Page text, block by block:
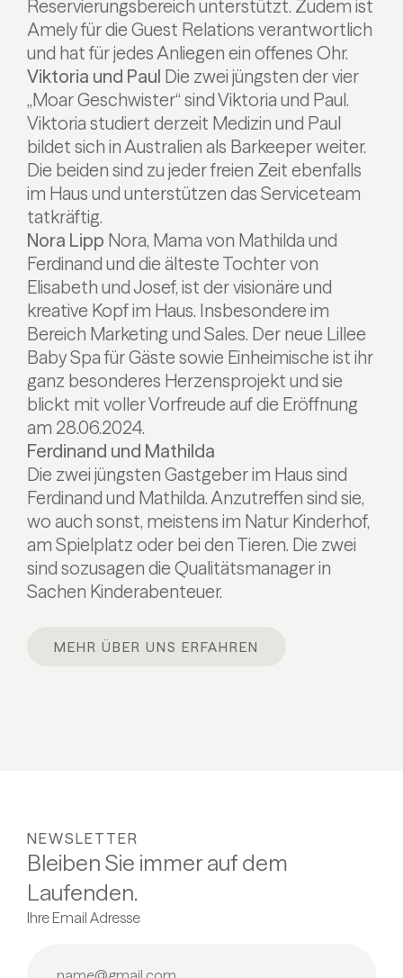
Reservierungsbereich unterstützt. Zudem ist
Amely für die Guest Relations verantwortlich
und hat für jedes Anliegen ein offenes Ohr.
Viktoria und Paul Die zwei jüngsten der vier
„Moar Geschwister“ sind Viktoria und Paul.
Viktoria studiert derzeit Medizin und Paul
bildet sich in Australien als Barkeeper weiter.
Die beiden sind zu jeder freien Zeit ebenfalls
im Haus und unterstützen das Serviceteam
tatkräftig.
Nora Lipp Nora, Mama von Mathilda und
Ferdinand und die älteste Tochter von
Elisabeth und Josef, ist der visionäre und
kreative Kopf im Haus. Insbesondere im
Bereich Marketing und Sales. Der neue Lillee
Baby Spa für Gäste sowie Einheimische ist ihr
ganz besonderes Herzensprojekt und sie
blickt mit voller Vorfreude auf die Eröffnung
am 28.06.2024.
Ferdinand und Mathilda
Die zwei jüngsten Gastgeber im Haus sind
Ferdinand und Mathilda. Anzutreffen sind sie,
wo auch sonst, meistens im Natur Kinderhof,
am Spielplatz oder bei den Tieren. Die zwei
sind sozusagen die Qualitätsmanager in
Sachen Kinderabenteuer.
MEHR ÜBER UNS ERFAHREN
NEWSLETTER
Bleiben Sie immer auf dem
Laufenden.
Ihre Email Adresse